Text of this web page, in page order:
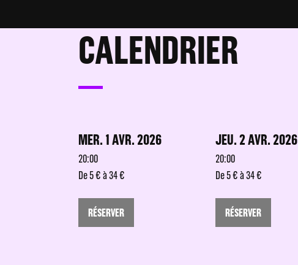
CALENDRIER
MER. 1 AVR. 2026
20:00
De 5 € à 34 €
RÉSERVER
JEU. 2 AVR. 2026
20:00
De 5 € à 34 €
RÉSERVER